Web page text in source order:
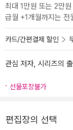
최대 1만원 또는 2만
급월 +1개월까지는 전
카드/간편결제 할인
관심 저자, 시리즈의
선물포장불가
편집장의 선택